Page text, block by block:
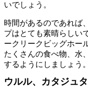
いでしょう。
時間があるのであれば
プはとても素晴らしい
ークリークビッグホー
たくさんの食べ物、水
するようにしましょう。
ウルル、カタジュ